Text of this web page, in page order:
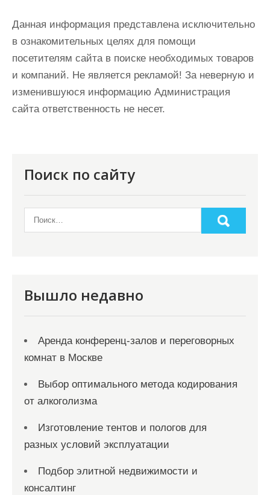
Данная информация представлена исключительно
в ознакомительных целях для помощи
посетителям сайта в поиске необходимых товаров
и компаний. Не является рекламой! За неверную и
изменившуюся информацию Администрация
сайта ответственность не несет.
Поиск по сайту
Вышло недавно
Аренда конференц-залов и переговорных
комнат в Москве
Выбор оптимального метода кодирования
от алкоголизма
Изготовление тентов и пологов для
разных условий эксплуатации
Подбор элитной недвижимости и
консалтинг